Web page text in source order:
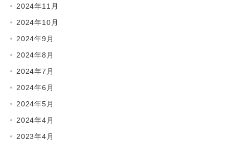
2024年11月
2024年10月
2024年9月
2024年8月
2024年7月
2024年6月
2024年5月
2024年4月
2023年4月